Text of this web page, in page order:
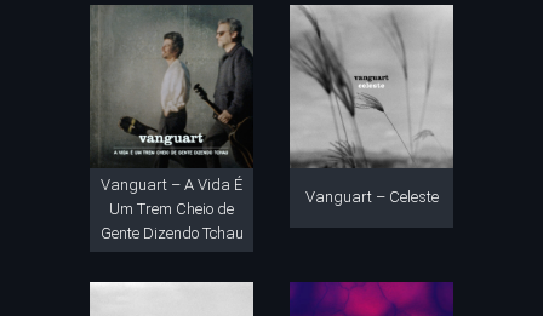
Vanguart – A Vida É
Um Trem Cheio de
Gente Dizendo Tchau
Vanguart – Celeste